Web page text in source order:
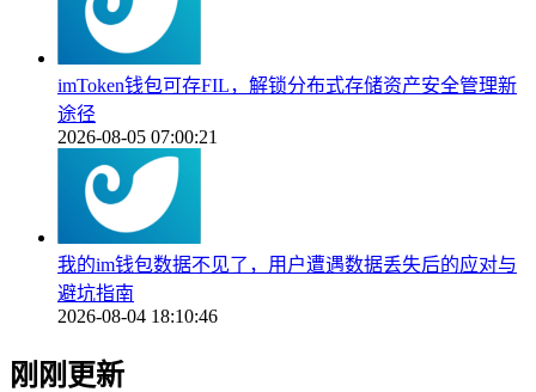
imToken钱包可存FIL，解锁分布式存储资产安全管理新
途径
2026-08-05 07:00:21
我的im钱包数据不见了，用户遭遇数据丢失后的应对与
避坑指南
2026-08-04 18:10:46
刚刚更新